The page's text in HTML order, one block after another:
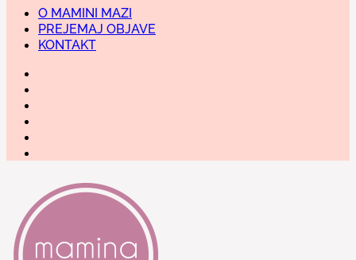
O MAMINI MAZI
PREJEMAJ OBJAVE
KONTAKT